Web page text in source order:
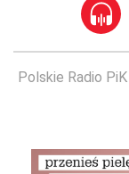
Polskie Radio PiK